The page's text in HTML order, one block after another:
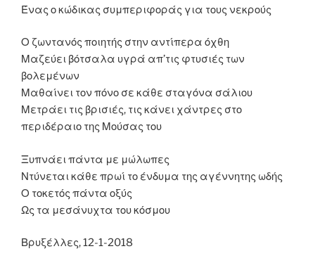
Ένας ο κώδικας συμπεριφοράς για τους νεκρούς
Ο ζωντανός ποιητής στην αντίπερα όχθη
Μαζεύει βότσαλα υγρά απ’τις φτυσιές των
βολεμένων
Μαθαίνει τον πόνο σε κάθε σταγόνα σάλιου
Μετράει τις βρισιές, τις κάνει χάντρες στο
περιδέραιο της Μούσας του
Ξυπνάει πάντα με μώλωπες
Ντύνεται κάθε πρωί το ένδυμα της αγέννητης ωδής
Ο τοκετός πάντα οξύς
Ως τα μεσάνυχτα του κόσμου
Βρυξέλλες, 12-1-2018